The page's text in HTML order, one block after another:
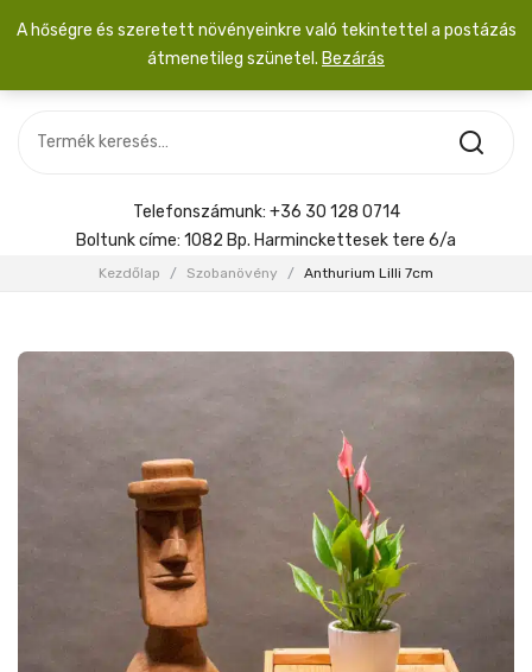
SZOBANÖVÉNY
KIEGÉSZÍTŐK
Menyasszonyi csokor
Telefonszámunk: +36 30 128 0714
Boltunk címe: 1082 Bp. Harminckettesek tere 6/a
Kezdőlap / Szobanövény / Anthurium Lilli 7cm
A hőségre és szeretett növényeinkre való tekintettel a postázás
átmenetileg szünetel. Bezárás